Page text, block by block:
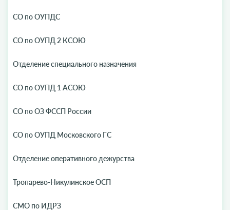
СО по ОУПДС
СО по ОУПД 2 КСОЮ
Отделение специального назначения
СО по ОУПД 1 АСОЮ
СО по ОЗ ФССП России
СО по ОУПД Московского ГС
Отделение оперативного дежурства
Тропарево-Никулинское ОСП
СМО по ИДРЗ